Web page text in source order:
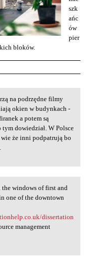
szk
ańc
ów
pier
bloków.
patrzą
na podrzędne filmy
okien w budynkach -
a potem są
dowiedział. W Polsce
że inni podpatrują bo
at the
the windows of first and
one of the downtown
dissertation
management